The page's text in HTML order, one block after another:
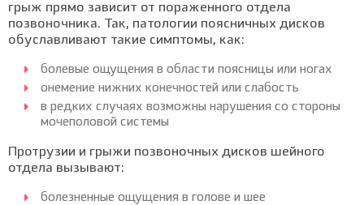
грыж прямо зависит от пораженного отдела
позвоночника. Так, патологии поясничных дисков
обуславливают такие симптомы, как:
болевые ощущения в области поясницы или ногах
онемение нижних конечностей или слабость
в редких случаях возможны нарушения со стороны
мочеполовой системы
Протрузии и грыжи позвоночных дисков шейного
отдела вызывают:
болезненные ощущения в голове и шее